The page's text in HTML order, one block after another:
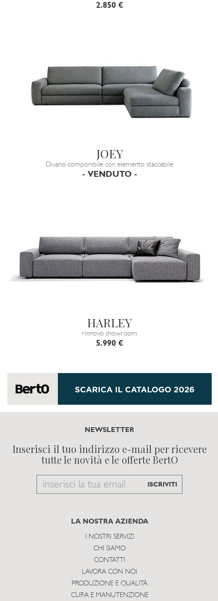
2.850 €
JOEY
Divano componibile con elemento staccabile
- VENDUTO -
HARLEY
rinnovo showroom
5.990 €
NEWSLETTER
Inserisci il tuo indirizzo e-mail per ricevere
tutte le novità e le offerte BertO
Email
subscribe
ISCRIVITI
LA NOSTRA AZIENDA
I NOSTRI SERVIZI
CHI SIAMO
CONTATTI
LAVORA CON NOI
PRODUZIONE E QUALITÀ
CURA E MANUTENZIONE